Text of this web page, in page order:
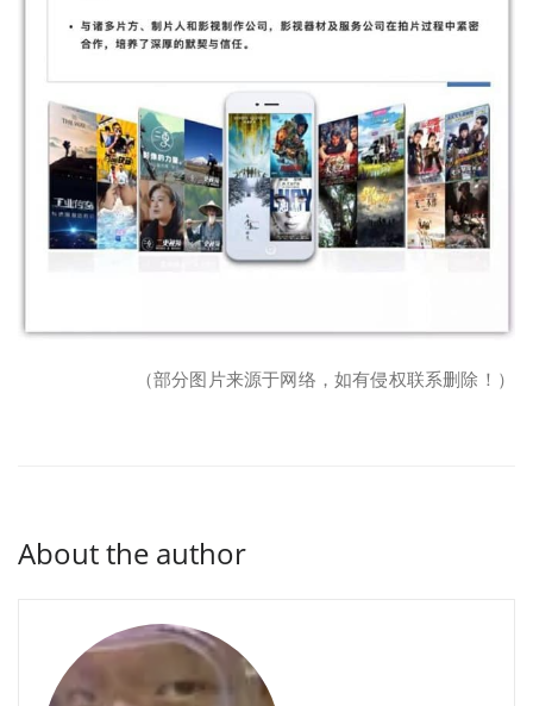
（部分图片来源于网络，如有侵权联系删除！）
About the author